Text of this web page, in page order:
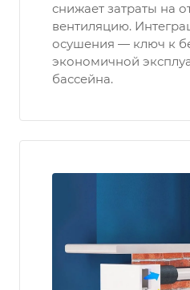
снижает затраты на
вентиляцию.
осушения — ключ к
экономичной
бассейна.